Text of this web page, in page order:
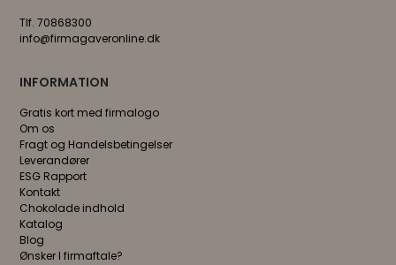
Tlf. 70868300
info@firmagaveronline.dk
INFORMATION
Gratis kort med firmalogo
Om os
Fragt og Handelsbetingelser
Leverandører
ESG Rapport
Kontakt
Chokolade indhold
Katalog
Blog
Ønsker I firmaftale?